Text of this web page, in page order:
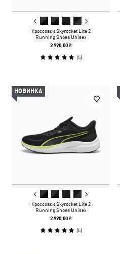
Кроссовки Skyrocket Lite 2
Running Shoes Unisex
2 990,00 ₴
(5)
НОВИНКА
Кроссовки Skyrocket Lite 2
Running Shoes Unisex
2 990,00 ₴
(5)